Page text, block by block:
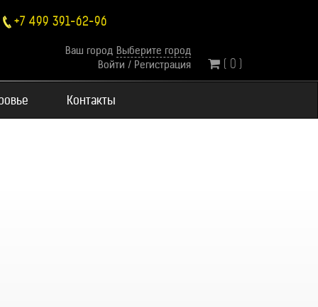
+7 499 391-62-96
Ваш город Выберите город
Войти / Регистрация ( 0 )
Контакты